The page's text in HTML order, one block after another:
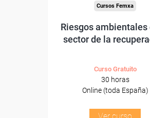
Cursos Femxa
Riesgos ambientales
sector de la
Curso Gratuito
30 horas
Online (toda España)